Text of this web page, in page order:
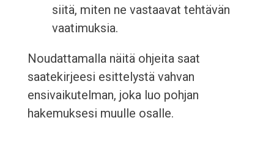
siitä, miten ne vastaavat tehtävän
vaatimuksia.
Noudattamalla näitä ohjeita saat
saatekirjeesi esittelystä vahvan
ensivaikutelman, joka luo pohjan
hakemuksesi muulle osalle.